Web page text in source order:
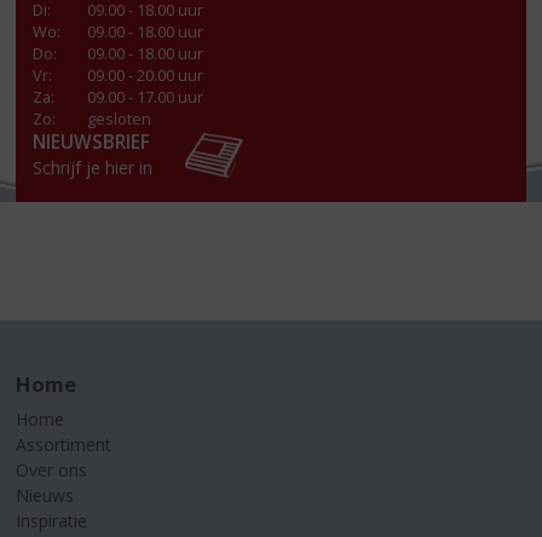
Di:
09.00 - 18.00 uur
Wo:
09.00 - 18.00 uur
Do:
09.00 - 18.00 uur
Vr:
09.00 - 20.00 uur
Za:
09.00 - 17.00 uur
Zo:
gesloten
NIEUWSBRIEF
Schrijf je hier in
Home
Home
Assortiment
Over ons
Nieuws
Inspiratie